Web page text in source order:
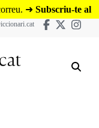
➜ Subscriu-te al
.